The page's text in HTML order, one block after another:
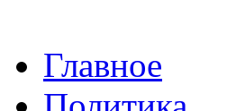
Главное